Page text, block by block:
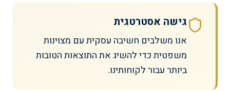
גישה אסטרטגית
אנו משלבים חשיבה עסקית עם מצוינות
משפטית כדי להשיג את התוצאות הטובות
ביותר עבור לקוחותינו.